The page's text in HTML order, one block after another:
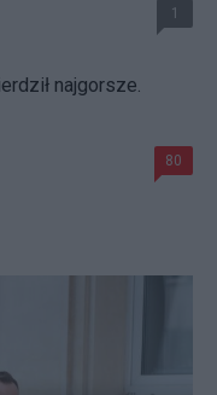
1
najgorsze.
80